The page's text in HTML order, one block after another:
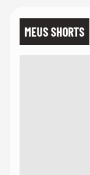
MEUS SHORTS